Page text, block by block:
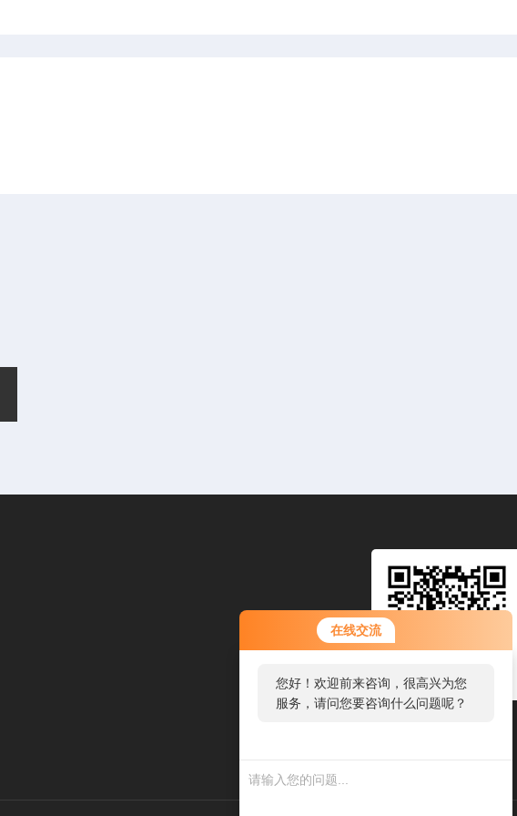
在线交流
您好！欢迎前来咨询，很高兴为您
服务，请问您要咨询什么问题呢？
您好，看您停留很久了，是否找到
了需求产品，您可以直接在线与我